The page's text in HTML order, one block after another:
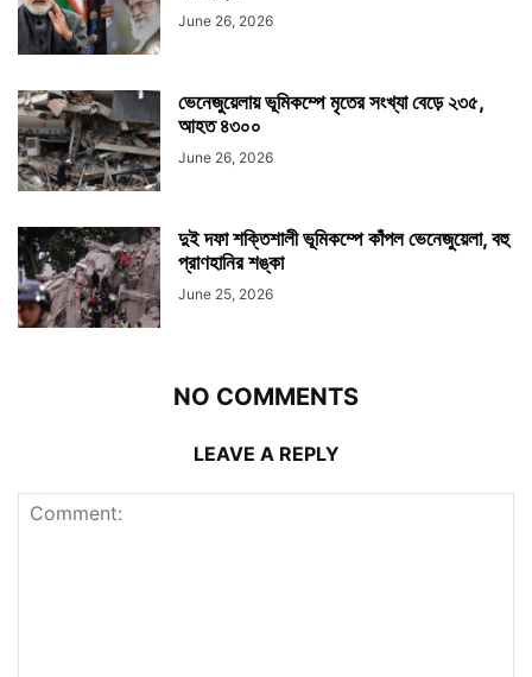
June 26, 2026
ভেনেজুয়েলায় ভূমিকম্পে মৃতের সংখ্যা বেড়ে ২৩৫,
আহত ৪৩০০
June 26, 2026
দুই দফা শক্তিশালী ভূমিকম্পে কাঁপল ভেনেজুয়েলা, বহু
প্রাণহানির শঙ্কা
June 25, 2026
NO COMMENTS
LEAVE A REPLY